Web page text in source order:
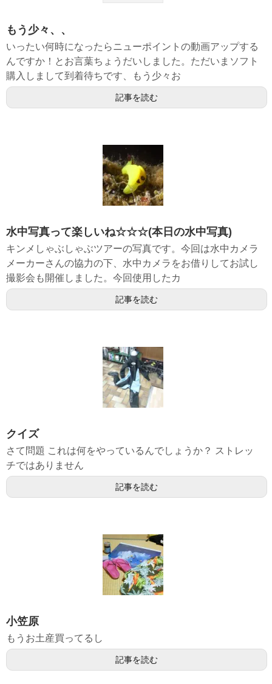
もう少々、、
いったい何時になったらニューポイントの動画アップする
んですか！とお言葉ちょうだいしました。ただいまソフト
購入しまして到着待ちです、もう少々お
記事を読む
水中写真って楽しいね☆☆☆(本日の水中写真)
キンメしゃぶしゃぶツアーの写真です。今回は水中カメラ
メーカーさんの協力の下、水中カメラをお借りしてお試し
撮影会も開催しました。今回使用したカ
記事を読む
クイズ
さて問題 これは何をやっているんでしょうか？ ストレッ
チではありません
記事を読む
小笠原
もうお土産買ってるし
記事を読む